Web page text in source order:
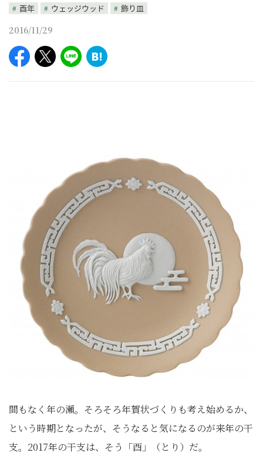
酉年
ウェッジウッド 飾り皿
2016/11/29
間もなく年の瀬。そろそろ年賀状づくりも考え始めるか、
という時期となったが、そうなると気になるのが来年の干
支。2017年の干支は、そう「酉」（とり）だ。